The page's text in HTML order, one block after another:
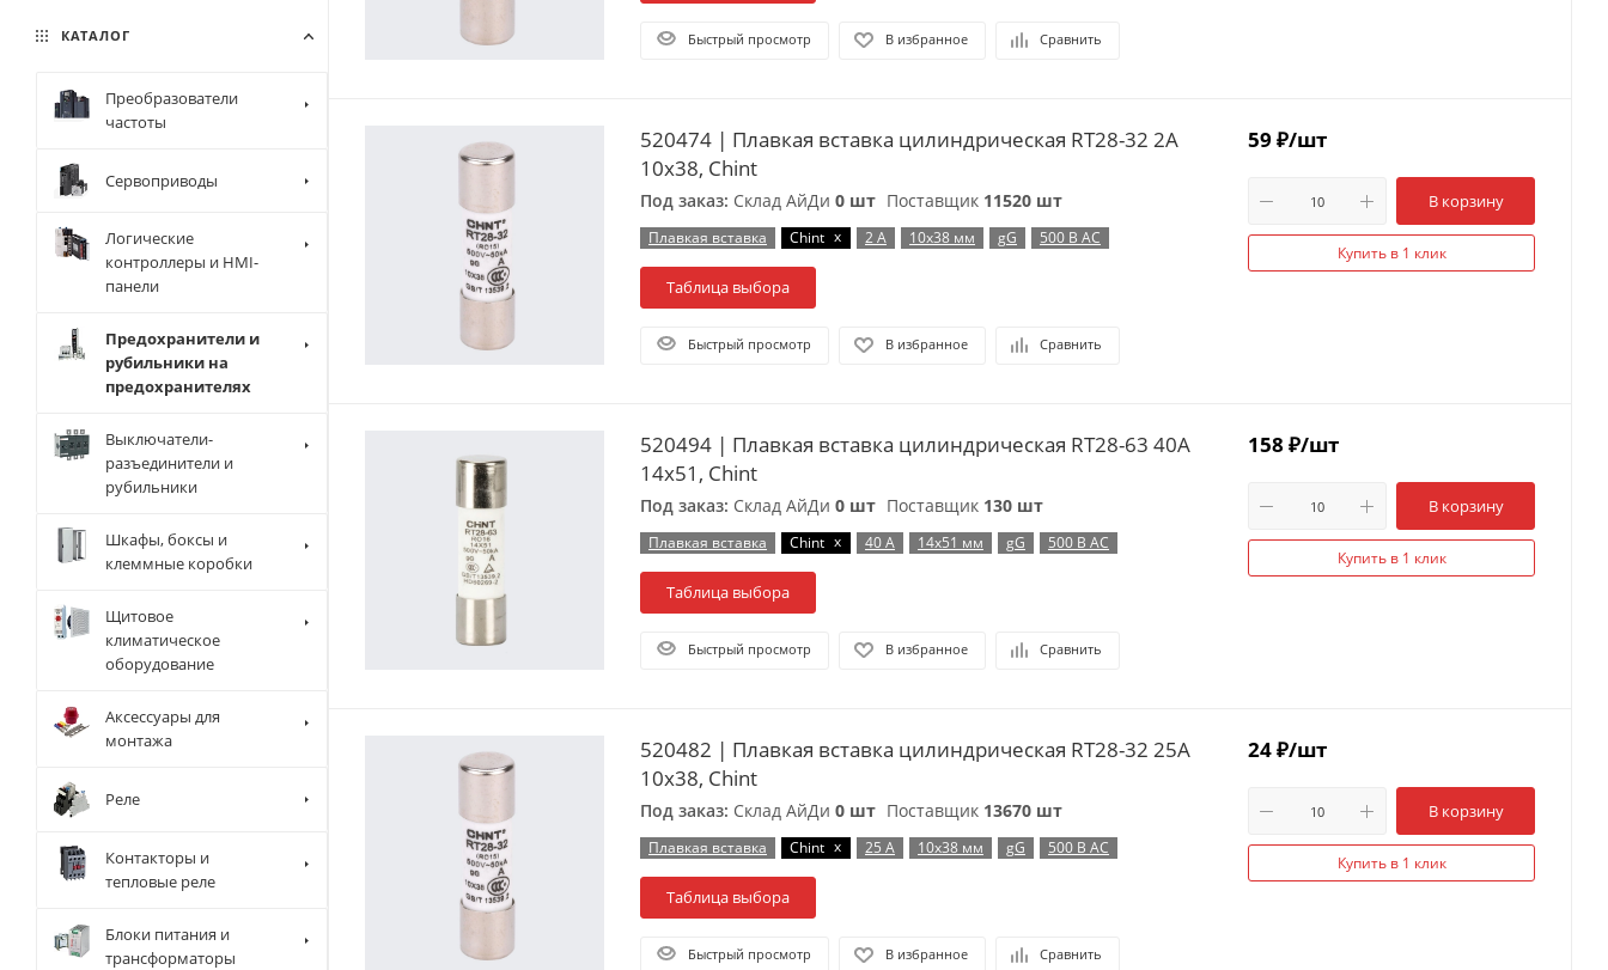
Быстрый просмотр В избранное Сравнить
520474 | Плавкая вставка цилиндрическая RT28-32 2А
10х38, Chint
Под заказ: Склад АйДи 0 шт Поставщик 11520 шт
Плавкая вставка Chint x 2 А 10х38 мм gG 500 В AC
Таблица выбора
Быстрый просмотр В избранное Сравнить
59 ₽/шт
В корзину
Купить в 1 клик
520494 | Плавкая вставка цилиндрическая RT28-63 40А
14х51, Chint
Под заказ: Склад АйДи 0 шт Поставщик 130 шт
Плавкая вставка Chint x 40 А 14х51 мм gG 500 В AC
Таблица выбора
Быстрый просмотр В избранное Сравнить
158 ₽/шт
В корзину
Купить в 1 клик
520482 | Плавкая вставка цилиндрическая RT28-32 25А
10х38, Chint
Под заказ: Склад АйДи 0 шт Поставщик 13670 шт
Плавкая вставка Chint x 25 А 10х38 мм gG 500 В AC
Таблица выбора
Быстрый просмотр В избранное Сравнить
24₽/шт
В корзину
Купить в 1 клик
40 А
63 А
80 А
125 А
КАТАЛОГ
Преобразователи
частоты
Сервоприводы
Логические
контроллеры и HMI-
панели
Предохранители и
рубильники на
предохранителях
Выключатели-
разъединители и
рубильники
Шкафы, боксы и
клеммные коробки
Щитовое
климатическое
оборудование
Аксессуары для
монтажа
Реле
Контакторы и
тепловые реле
Блоки питания и
трансформаторы